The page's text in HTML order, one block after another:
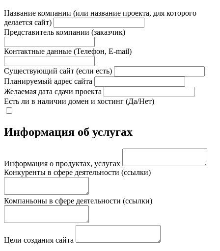
Название компании (или название проекта, для которого
делается сайт)
Представитель компании (заказчик)
Контактные данные (Телефон, E-mail)
Существующий сайт (если есть)
Планируемый адрес сайта
Желаемая дата сдачи проекта
Есть ли в наличии домен и хостинг (Да/Нет)
Информация об услугах
Информация о продуктах, услугах
Конкуренты в сфере деятельности (ссылки)
Компаньоны в сфере деятельности (ссылки)
Цели создания сайта